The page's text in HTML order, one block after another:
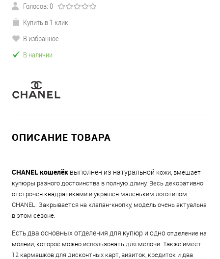
Голосов: 0
Купить в 1 клик
В избранное
В наличии
ОПИСАНИЕ ТОВАРА
CHANEL кошелёк выполнен из натуральной кожи, вмещает
купюры разного достоинства в полную длину. Весь декоративно
отстрочен квадратиками иукрашен маленьким логотипом
CHANEL. Закрывается на клапан-кнопку, модель очень актуальна
в этом сезоне.
Есть два основных отделения для купюр и одноотделение на
молнии, которое можно использоватьдля мелочи. Также имеет
12 кармашков длядисконтных карт, визиток, кредиток и два